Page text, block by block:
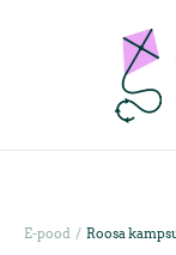
E-pood / Roosa